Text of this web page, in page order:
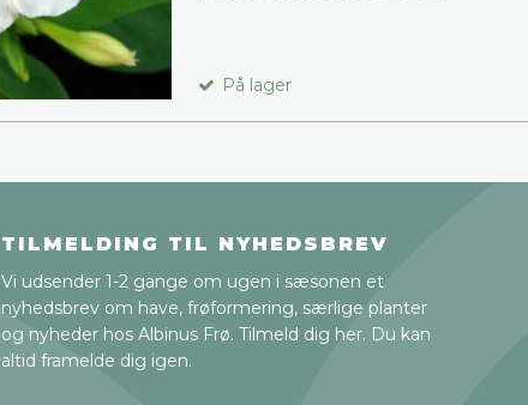
På lager
TILMELDING TIL NYHEDSBREV
Vi udsender 1-2 gange om ugen i sæsonen et
nyhedsbrev om have, frøformering, særlige planter
og nyheder hos Albinus Frø. Tilmeld dig her. Du kan
altid framelde dig igen.